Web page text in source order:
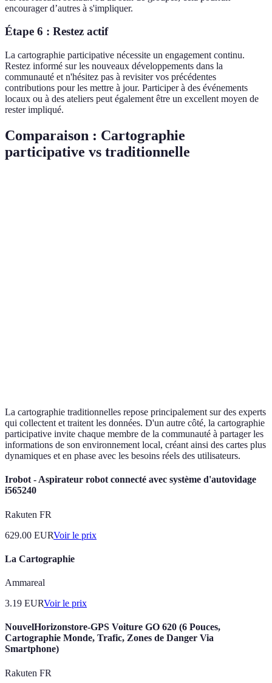
encourager d’autres à s'impliquer.
Étape 6 : Restez actif
La cartographie participative nécessite un engagement continu.
Restez informé sur les nouveaux développements dans la
communauté et n'hésitez pas à revisiter vos précédentes
contributions pour les mettre à jour. Participer à des événements
locaux ou à des ateliers peut également être un excellent moyen de
rester impliqué.
Comparaison : Cartographie
participative vs traditionnelle
La cartographie traditionnelles repose principalement sur des experts
qui collectent et traitent les données. D'un autre côté, la cartographie
participative invite chaque membre de la communauté à partager les
informations de son environnement local, créant ainsi des cartes plus
dynamiques et en phase avec les besoins réels des utilisateurs.
Irobot - Aspirateur robot connecté avec système d'autovidage
i565240
Rakuten FR
629.00 EURVoir le prix
La Cartographie
Ammareal
3.19 EURVoir le prix
NouvelHorizonstore-GPS Voiture GO 620 (6 Pouces,
Cartographie Monde, Trafic, Zones de Danger Via
Smartphone)
Rakuten FR